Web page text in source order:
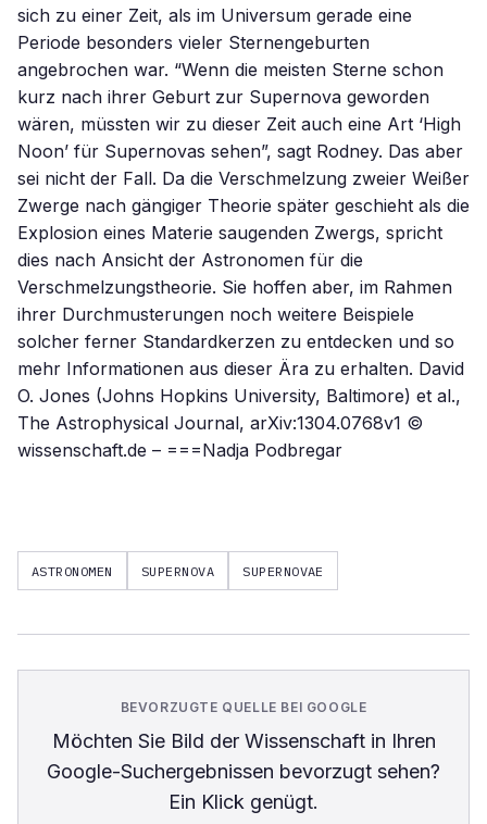
sich zu einer Zeit, als im Universum gerade eine
Periode besonders vieler Sternengeburten
angebrochen war. “Wenn die meisten Sterne schon
kurz nach ihrer Geburt zur Supernova geworden
wären, müssten wir zu dieser Zeit auch eine Art ‘High
Noon’ für Supernovas sehen”, sagt Rodney. Das aber
sei nicht der Fall. Da die Verschmelzung zweier Weißer
Zwerge nach gängiger Theorie später geschieht als die
Explosion eines Materie saugenden Zwergs, spricht
dies nach Ansicht der Astronomen für die
Verschmelzungstheorie. Sie hoffen aber, im Rahmen
ihrer Durchmusterungen noch weitere Beispiele
solcher ferner Standardkerzen zu entdecken und so
mehr Informationen aus dieser Ära zu erhalten. David
O. Jones (Johns Hopkins University, Baltimore) et al.,
The Astrophysical Journal, arXiv:1304.0768v1 ©
wissenschaft.de – ===Nadja Podbregar
ASTRONOMEN SUPERNOVA SUPERNOVAE
BEVORZUGTE QUELLE BEI GOOGLE
Möchten Sie Bild der Wissenschaftin Ihren
Google-Suchergebnissen bevorzugt sehen?
Ein Klick genügt.